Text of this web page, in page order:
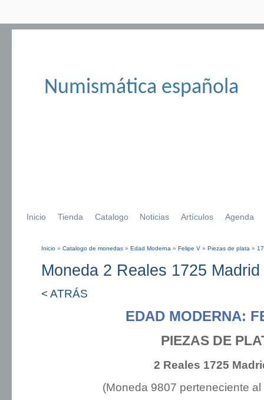
Numismática española
Inicio Tienda Catalogo Noticias Artículos Agenda
Inicio » Catalogo de monedas » Edad Moderna » Felipe V » Piezas de plata »
Moneda 2 Reales 1725
< ATRÁS
EDAD MODERNA:
PIEZAS DE
2 Reales 1725
(Moneda 9807 perteneciente al